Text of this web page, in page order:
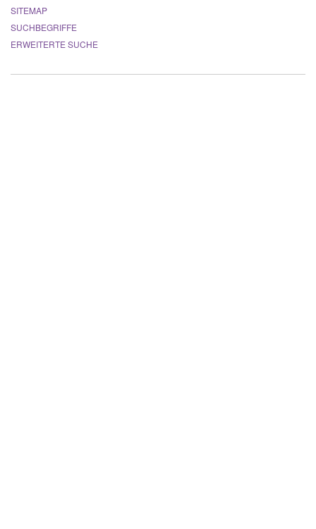
SITEMAP
SUCHBEGRIFFE
ERWEITERTE SUCHE